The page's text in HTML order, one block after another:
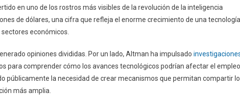
en uno de los rostros más visibles de la revolución de la inteligencia
de dólares, una cifra que refleja el enorme crecimiento de una tecnología
económicos.
opiniones divididas. Por un lado, Altman ha impulsado
para comprender cómo los avances tecnológicos podrían afectar el empleo
públicamente la necesidad de crear mecanismos que permitan compartir
más amplia.